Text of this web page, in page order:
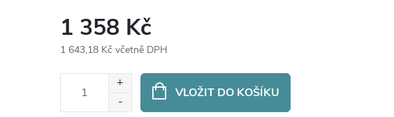
1 358 Kč
1 643,18 Kč včetně DPH
VLOŽIT DO KOŠÍKU